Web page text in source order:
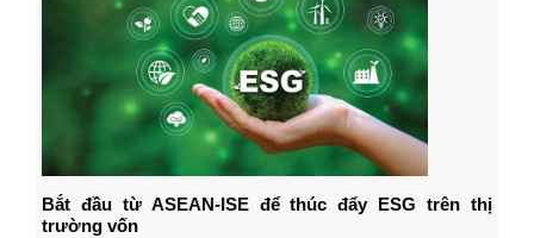
Bắt đầu từ ASEAN-ISE để thúc đẩy ESG trên thị
trường vốn